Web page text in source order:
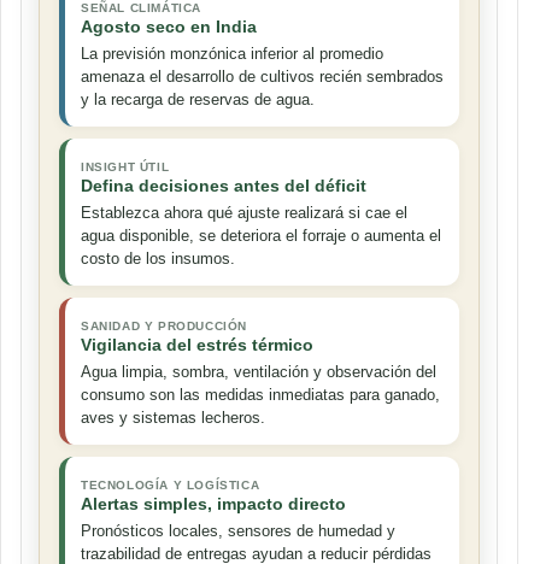
SEÑAL CLIMÁTICA
Agosto seco en India
La previsión monzónica inferior al promedio
amenaza el desarrollo de cultivos recién sembrados
y la recarga de reservas de agua.
INSIGHT ÚTIL
Defina decisiones antes del déficit
Establezca ahora qué ajuste realizará si cae el
agua disponible, se deteriora el forraje o aumenta el
costo de los insumos.
SANIDAD Y PRODUCCIÓN
Vigilancia del estrés térmico
Agua limpia, sombra, ventilación y observación del
consumo son las medidas inmediatas para ganado,
aves y sistemas lecheros.
TECNOLOGÍA Y LOGÍSTICA
Alertas simples, impacto directo
Pronósticos locales, sensores de humedad y
trazabilidad de entregas ayudan a reducir pérdidas